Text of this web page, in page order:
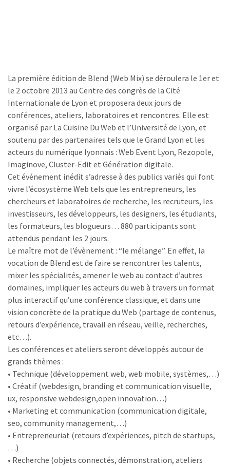
La première édition de Blend (Web Mix) se déroulera le 1er et
le 2 octobre 2013 au Centre des congrès de la Cité
Internationale de Lyon et proposera deux jours de
conférences, ateliers, laboratoires et rencontres. Elle est
organisé par La Cuisine Du Web et l’Université de Lyon, et
soutenu par des partenaires tels que le Grand Lyon et les
acteurs du numérique lyonnais : Web Event Lyon, Rezopole,
Imaginove, Cluster-Edit et Génération digitale.
Cet événement inédit s’adresse à des publics variés qui font
vivre l’écosystème Web tels que les entrepreneurs, les
chercheurs et laboratoires de recherche, les recruteurs, les
investisseurs, les développeurs, les designers, les étudiants,
les formateurs, les blogueurs… 880 participants sont
attendus pendant les 2 jours.
Le maître mot de l’évènement : “le mélange”. En effet, la
vocation de Blend est de faire se rencontrer les talents,
mixer les spécialités, amener le web au contact d’autres
domaines, impliquer les acteurs du web à travers un format
plus interactif qu’une conférence classique, et dans une
vision concrète de la pratique du Web (partage de contenus,
retours d’expérience, travail en réseau, veille, recherches,
etc…).
Les conférences et ateliers seront développés autour de
grands thèmes :
• Technique (développement web, web mobile, systèmes,…)
• Créatif (webdesign, branding et communication visuelle,
ux, responsive webdesign,open innovation…)
• Marketing et communication (communication digitale,
seo, community management,…)
• Entrepreneuriat (retours d’expériences, pitch de startups,
…)
• Recherche (objets connectés, démonstration, ateliers